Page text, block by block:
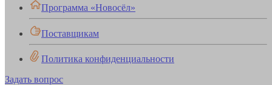
Программа «Новосёл»
Поставщикам
Политика конфиденциальности
Задать вопрос